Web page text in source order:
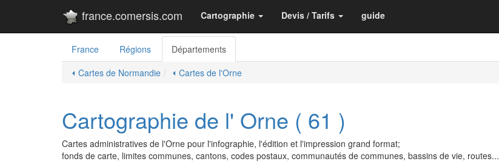
france.comersis.com Cartographie Devis / Tarifs guide
France Régions
Départements
⏴ Cartes de Normandie
⏴ Cartes de l'Orne
Cartographie de l' Orne ( 61 )
Cartes administratives de l'Orne pour l'infographie, l'édition et l'impression grand format;
fonds de carte, limites communes, cantons, codes postaux, communautés de communes, bassins de vie, routes...